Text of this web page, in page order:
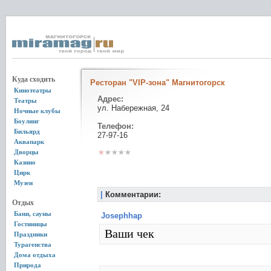
Куда сходить
Кинотеатры
Театры
Ночные клубы
Боулинг
Бильярд
Аквапарк
Дворцы
Казино
Цирк
Музеи
Отдых
Бани, сауны
Гостиницы
Праздники
Турагенства
Дома отдыха
Природа
Ресторан "VIP-зона" Магнитогорск
Адрес:
ул. Набережная, 24
Телефон:
27-97-16
Комментарии:
Josephhap
Ваши чек